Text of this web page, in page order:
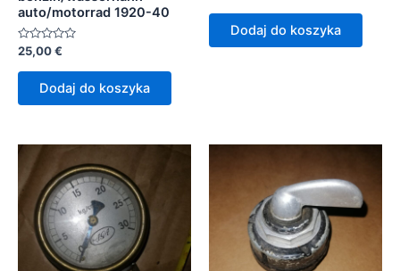
auto/motorrad 1920-40
Oceniono
na
25,00€
Dodaj do koszyka
na
Dodaj do koszyka